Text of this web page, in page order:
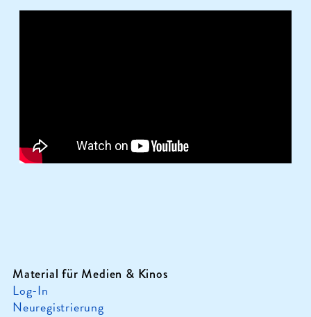
Material für Medien & Kinos
Log-In
Neuregistrierung